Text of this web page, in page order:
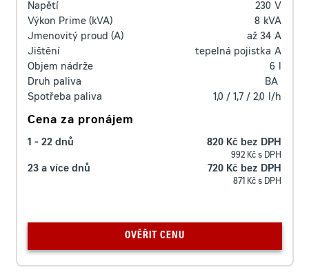
Napětí
230 V
Výkon Prime (kVA)
8 kVA
Jmenovitý proud (A)
až 34 A
Jištění
tepelná pojistka A
Objem nádrže
6 l
Druh paliva
BA
Spotřeba paliva
1,0 / 1,7 / 2,0 l/h
Cena za pronájem
1 - 22 dnů 820 Kč bez DPH
992 Kč s DPH
23 a více dnů 720 Kč bez DPH
871 Kč s DPH
OVĚŘIT CENU